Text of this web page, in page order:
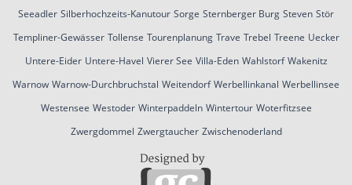
Seeadler Silberhochzeits-Kanutour Sorge Sternberger Burg Steven Stör
Templiner-Gewässer Tollense Tourenplanung Trave Trebel Treene Uecker
Untere-Eider Untere-Havel Vierer See Villa-Eden Wahlstorf Wakenitz
Warnow Warnow-Durchbruchstal Weitendorf Werbellinkanal Werbellinsee
Westensee Westoder Winterpaddeln Wintertour Woterfitzsee
Zwergdommel Zwergtaucher Zwischenoderland